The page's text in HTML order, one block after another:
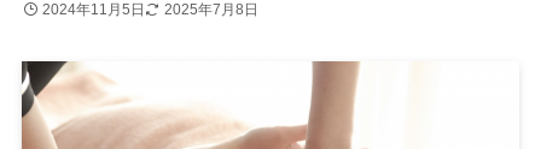
2024年11月5日 2025年7月8日